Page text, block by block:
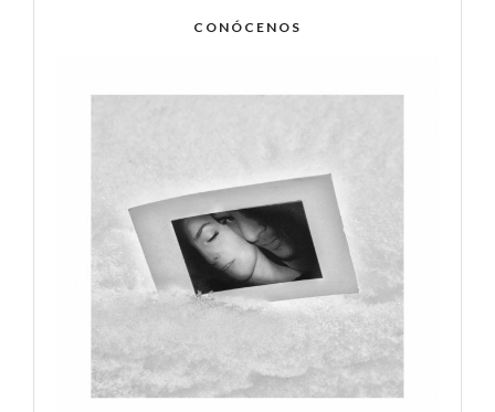
CONÓCENOS